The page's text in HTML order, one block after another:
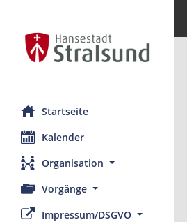
Startseite
Kalender
Organisation
Vorgänge
Impressum/DSGVO